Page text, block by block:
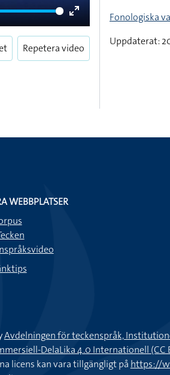
Enter
fullscreen
Repetera video
Fonologiska
Uppdaterat:
WEBBPLATSER
Avdelningen för teckenspråk,
DelaLika 4.0 Internationell (CC
licens kan vara tillgängligt på https://